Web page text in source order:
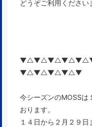
どうぞご利用ください
▼△▼△▼△▼△▼
今シーズンのMOSSは
おります。
１４日から２月２９